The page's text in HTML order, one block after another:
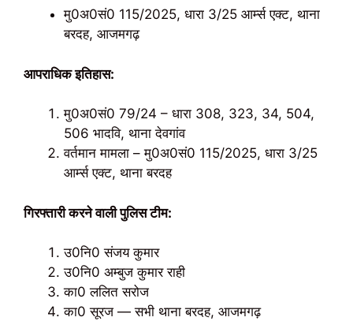
मु0अ0सं0 115/2025, धारा 3/25 आर्म्स एक्ट, थाना
बरदह, आजमगढ़
आपराधिक इतिहास:
मु0अ0सं0 79/24 – धारा 308, 323, 34, 504,
506 भादवि, थाना देवगांव
वर्तमान मामला – मु0अ0सं0 115/2025, धारा 3/25
आर्म्स एक्ट, थाना बरदह
गिरफ्तारी करने वाली पुलिस टीम:
उ0नि0 संजय कुमार
उ0नि0 अम्बुज कुमार राही
का0 ललित सरोज
का0 सूरज — सभी थाना बरदह, आजमगढ़